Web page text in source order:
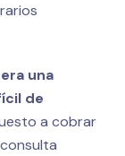
una
de
a cobrar